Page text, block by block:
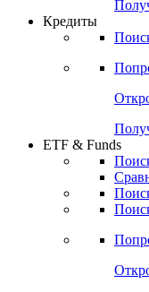
Кредиты
ETF & Funds